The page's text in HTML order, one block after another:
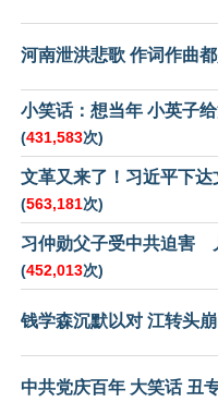
河南泄洪悲歌 作词作曲
小笑话：想当年 小英子
(431,583次)
文革又来了！习近平下达
(563,181次)
习仲勋父子受中共迫害
(452,013次)
钱学森沉默以对 江转头
中共党庆百年 大笑话 丑